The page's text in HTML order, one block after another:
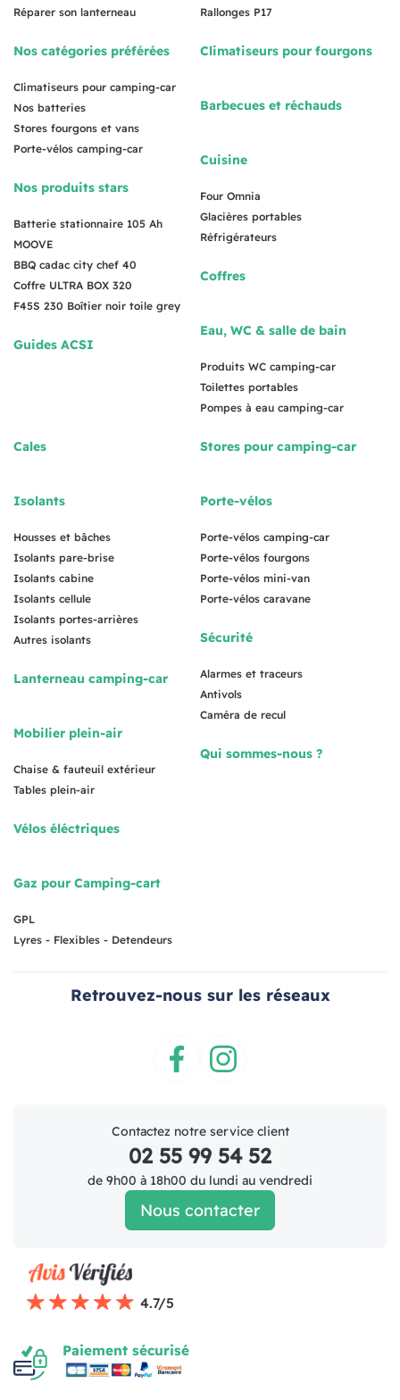
Réparer son lanterneau
Nos catégories préférées
Climatiseurs pour camping-car
Nos batteries
Stores fourgons et vans
Porte-vélos camping-car
Nos produits stars
Batterie stationnaire 105 Ah
MOOVE
BBQ cadac city chef 40
Coffre ULTRA BOX 320
F45S 230 Boîtier noir toile grey
Guides ACSI
Rallonges P17
Climatiseurs pour fourgons
Barbecues et réchauds
Cuisine
Four Omnia
Glacières portables
Réfrigérateurs
Coffres
Eau, WC & salle de bain
Produits WC camping-car
Toilettes portables
Pompes à eau camping-car
Cales
Isolants
Housses et bâches
Isolants pare-brise
Isolants cabine
Isolants cellule
Isolants portes-arrières
Autres isolants
Lanterneau camping-car
Mobilier plein-air
Chaise & fauteuil extérieur
Tables plein-air
Vélos éléctriques
Gaz pour Camping-cart
GPL
Lyres - Flexibles - Detendeurs
Stores pour camping-car
Porte-vélos
Porte-vélos camping-car
Porte-vélos fourgons
Porte-vélos mini-van
Porte-vélos caravane
Sécurité
Alarmes et traceurs
Antivols
Caméra de recul
Qui sommes-nous ?
Retrouvez-nous sur les réseaux
Contactez notre service client
02 55 99 54 52
de 9h00 à 18h00 du lundi au vendredi
Nous contacter
4.7/5
Paiement sécurisé